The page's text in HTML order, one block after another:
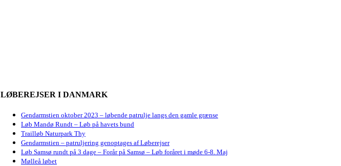
LØBEREJSER I DANMARK
Gendarmstien oktober 2023 – løbende patrulje langs den gamle grænse
Løb Mandø Rundt – Løb på havets bund
Trailløb Naturpark Thy
Gendarmstien – patruljering genoptages af Løberejser
Løb Samsø rundt på 3 dage – Forår på Samsø – Løb foråret i møde 6-8. Maj
Mølleå løbet